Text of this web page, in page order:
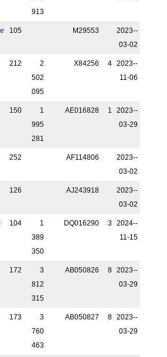
913
105 M29553
2023-­
03-02
212
2
502
095
X84256 4
2023-­
11-06
150
1
995
281
AE016828 1
2023-­
03-29
252 AF114806
2023-­
03-02
126 AJ243918
2023-­
03-02
104
1
389
350
DQ016290 3
2024-­
11-15
172
3
812
315
AB050826 8
2023-­
03-29
173
3
760
463
AB050827 8
2023-­
03-29